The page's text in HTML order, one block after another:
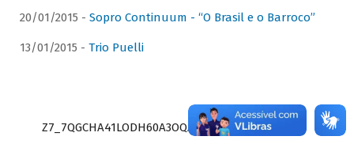
20/01/2015 - Sopro Continuum - “O Brasil e o Barroco”
13/01/2015 - Trio Puelli
Z7_7QGCHA41LODH60A3OQA8RN1415